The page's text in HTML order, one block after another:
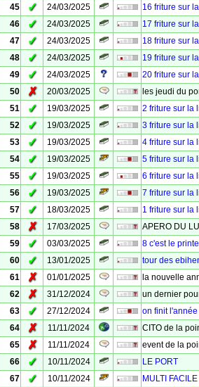
45
✓ 24/03/2025
16 friture sur
46
✓ 24/03/2025
17 friture sur
47
✓ 24/03/2025
18 friture sur
48
✓ 24/03/2025
19 friture sur
49
✓ 24/03/2025
20 friture sur
50
✗ 20/03/2025
les jeudi du
51
✓ 19/03/2025
2 friture sur la
52
✓ 19/03/2025
3 friture sur la
53
✓ 19/03/2025
4 friture sur la
54
✓ 19/03/2025
5 friture sur la
55
✓ 19/03/2025
6 friture sur la
56
✓ 19/03/2025
7 friture sur la
57
✓ 18/03/2025
1 friture sur la
58
✗ 17/03/2025
APERO DU
59
✓ 03/03/2025
8 c'est le
60
✓ 13/01/2025
tour des
61
✗ 01/01/2025
la nouvelle
62
✗ 31/12/2024
un dernier
63
✓ 27/12/2024
on finit l'année
64
✗ 11/11/2024
CITO de la
65
✗ 11/11/2024
event de la
66
✓ 10/11/2024
LE PORT
67
✓ 10/11/2024
MULTI